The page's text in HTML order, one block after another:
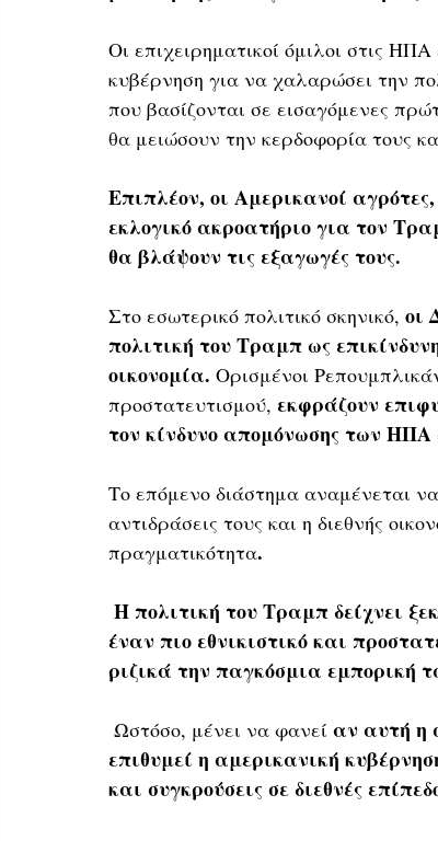
Οι επιχειρηματικοί όμιλοι στις
κυβέρνηση για να χαλαρώσει την
που βασίζονται σε εισαγόμενες
θα μειώσουν την κερδοφορία τους
Επιπλέον, οι Αμερικανοί
εκλογικό ακροατήριο για τον
θα βλάψουν τις εξαγωγές τους.
Στο εσωτερικό πολιτικό σκηνικό, οι
πολιτική του Τραμπ ως
οικονομία. Ορισμένοι
προστατευτισμού, εκφράζουν
τον κίνδυνο απομόνωσης των ΗΠΑ
Το επόμενο διάστημα αναμένεται
αντιδράσεις τους και η διεθνής
πραγματικότητα.
έναν πιο εθνικιστικό και
ριζικά την παγκόσμια εμπορική
Ωστόσο, μένει να φανεί αν αυτή η
επιθυμεί η αμερικανική
και συγκρούσεις σε διεθνές